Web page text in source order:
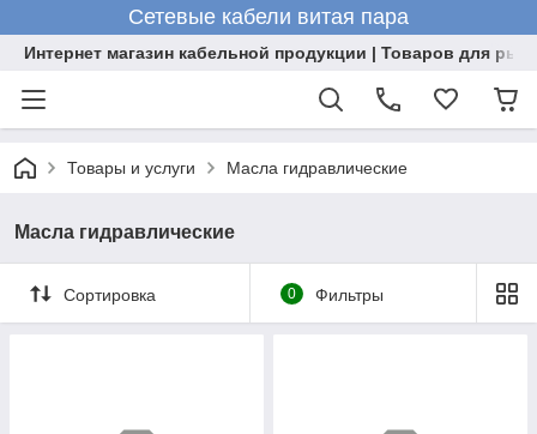
Сетевые кабели витая пара
Интернет магазин кабельной продукции | Товаров для
Товары и услуги Масла гидравлические
Масла гидравлические
Сортировка 0 Фильтры